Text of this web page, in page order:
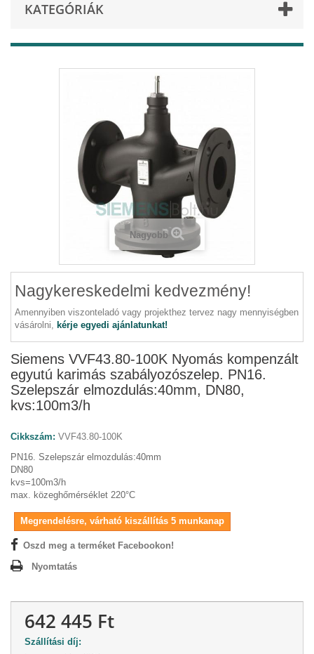
KATEGÓRIÁK
Nagyobb
Nagykereskedelmi kedvezmény!
Amennyiben viszonteladó vagy projekthez tervez nagy mennyiségben
vásárolni, kérje egyedi ajánlatunkat!
Siemens VVF43.80-100K Nyomás kompenzált
egyutú karimás szabályozószelep. PN16.
Szelepszár elmozdulás:40mm, DN80,
kvs:100m3/h
Cikkszám: VVF43.80-100K
PN16. Szelepszár elmozdulás:40mm
DN80
kvs=100m3/h
max. közeghőmérséklet 220°C
Megrendelésre, várható kiszállítás 5 munkanap
Oszd meg a terméket Facebookon!
Nyomtatás
642 445 Ft
Szállítási díj: